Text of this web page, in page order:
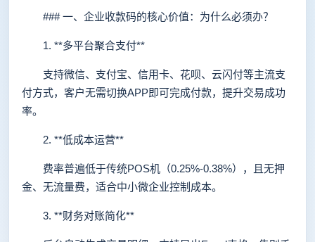
### 一、企业收款码的核心价值：为什么必须办？
1. **多平台聚合支付**
支持微信、支付宝、信用卡、花呗、云闪付等主流支
付方式，客户无需切换APP即可完成付款，提升交易成功
率。
2. **低成本运营**
费率普遍低于传统POS机（0.25%-0.38%），且无押
金、无流量费，适合中小微企业控制成本。
3. **财务对账简化**